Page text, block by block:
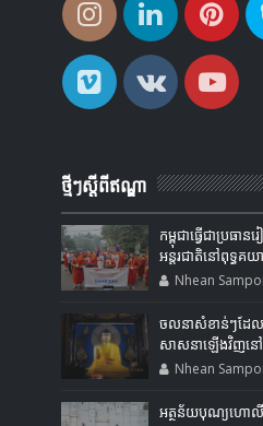
ថ្មីៗស្តីពីឥណ្ឌា
កម្ពុជាធ្វើជាប្រធ
អន្តរជាតិនៅពុទ្ធគ
Nhean
ចលនាសំខាន់ៗដែលរួ
សាសនាឡើងវិញនៅ
Nhean
អត្ថន័យបុណ្យហោ